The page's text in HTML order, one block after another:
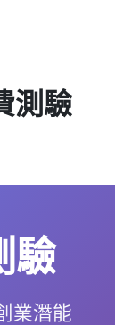
測驗
驗
業潛能